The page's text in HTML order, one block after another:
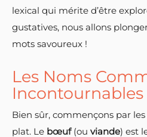
lexical qui mérite d’être
gustatives, nous allons
mots savoureux !
Les Noms
Incontournables
Bien sûr, commençons par
plat. Le bœuf(ou viande) est